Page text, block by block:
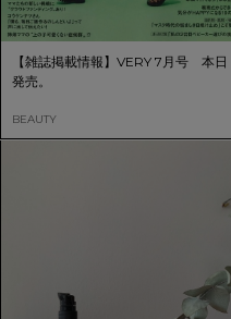
【雑誌掲載情報】VERY 7月号 本日
発売。
BEAUTY